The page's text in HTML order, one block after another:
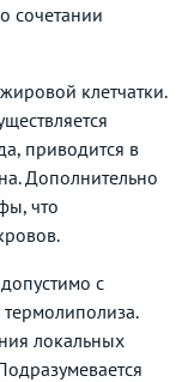
сочетании
клетчатки.
приводится в
Дополнительно
что
с
локальных